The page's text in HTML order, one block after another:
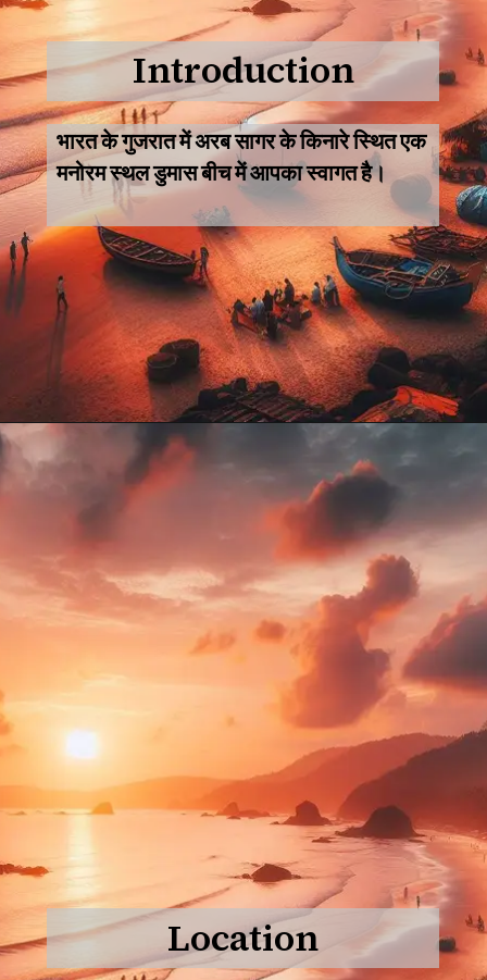
Introduction
भारत के गुजरात में अरब सागर के किनारे स्थित एक
मनोरम स्थल डुमास बीच में आपका स्वागत है।
Location